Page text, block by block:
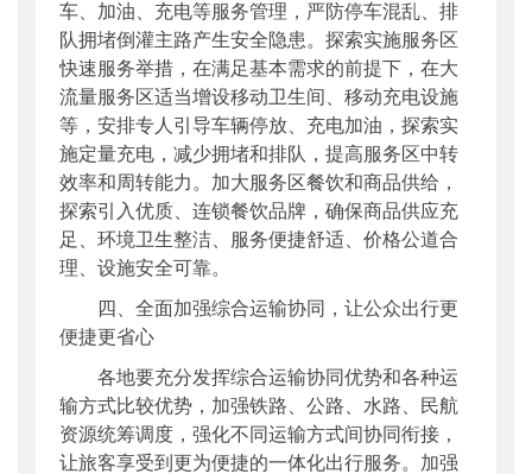
车、加油、充电等服务管理，严防停车混乱、排
队拥堵倒灌主路产生安全隐患。探索实施服务区
快速服务举措，在满足基本需求的前提下，在大
流量服务区适当增设移动卫生间、移动充电设施
等，安排专人引导车辆停放、充电加油，探索实
施定量充电，减少拥堵和排队，提高服务区中转
效率和周转能力。加大服务区餐饮和商品供给，
探索引入优质、连锁餐饮品牌，确保商品供应充
足、环境卫生整洁、服务便捷舒适、价格公道合
理、设施安全可靠。
四、全面加强综合运输协同，让公众出行更
便捷更省心
各地要充分发挥综合运输协同优势和各种运
输方式比较优势，加强铁路、公路、水路、民航
资源统筹调度，强化不同运输方式间协同衔接，
让旅客享受到更为便捷的一体化出行服务。加强